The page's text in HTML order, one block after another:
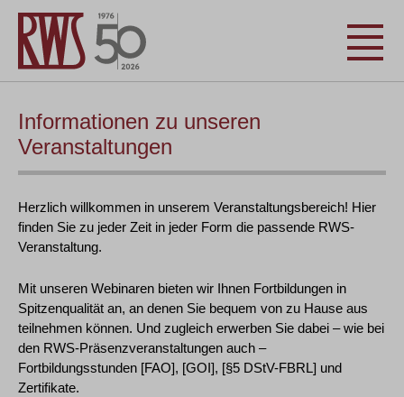
Informationen zu unseren
Veranstaltungen
Herzlich willkommen in unserem Veranstaltungsbereich! Hier
finden Sie zu jeder Zeit in jeder Form die passende RWS-
Veranstaltung.
Mit unseren Webinaren bieten wir Ihnen Fortbildungen in
Spitzenqualität an, an denen Sie bequem von zu Hause aus
teilnehmen können. Und zugleich erwerben Sie dabei – wie bei
den RWS-Präsenzveranstaltungen auch –
Fortbildungsstunden [FAO], [GOI], [§5 DStV-FBRL] und
Zertifikate.